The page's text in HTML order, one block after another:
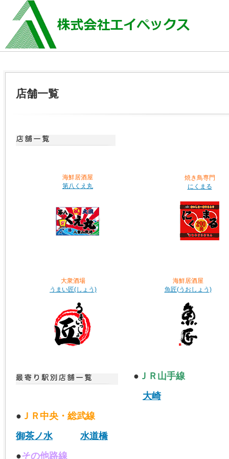
店舗一覧
海鮮居酒屋
第八くえ丸
焼き鳥専門
にくまる
大衆酒場
うまい匠(しょう)
海鮮居酒屋
魚匠(うおしょう)
● ＪＲ山手線
大崎
● ＪＲ中央・総武線
御茶ノ水
水道橋
●その他路線